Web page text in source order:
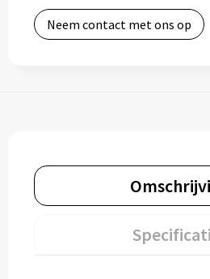
Neem contact met ons op